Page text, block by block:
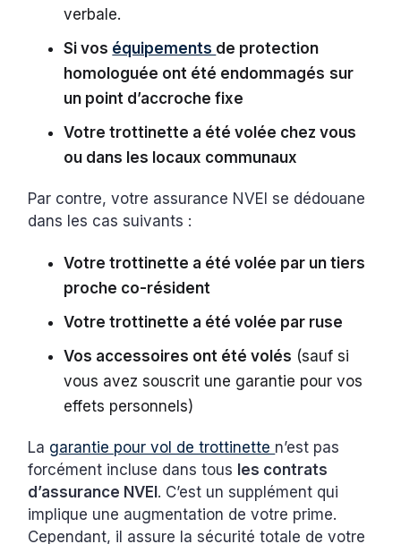
verbale.
Si vos équipements de protection
homologuée ont été endommagés sur
un point d’accroche fixe
Votre trottinette a été volée chez vous
ou dans les locaux communaux
Par contre, votre assurance NVEI se dédouane
dans les cas suivants :
Votre trottinette a été volée par un tiers
proche co-résident
Votre trottinette a été volée par ruse
Vos accessoires ont été volés (sauf si
vous avez souscrit une garantie pour vos
effets personnels)
La garantie pour vol de trottinette n’est pas
forcément incluse dans tous les contrats
d’assurance NVEI . C’est un supplément qui
implique une augmentation de votre prime.
Cependant, il assure la sécurité totale de votre